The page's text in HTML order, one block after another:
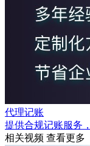
代理记账
提供合规记账服务
相关视频 查看更多